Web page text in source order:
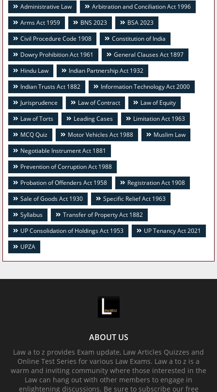
Administrative Law
Arbitration and Conciliation Act 1996
Arms Act 1959
BNS 2023
BSA 2023
Civil Procedure Code 1908
Constitution of India
Dowry Prohibition Act 1961
General Clauses Act 1897
Hindu Law
Indian Partnership Act 1932
Indian Trusts Act 1882
Information Technology Act 2000
Jurisprudence
Law of Contract
Law of Equity
Law of Torts
Leading Cases
Limitation Act 1963
MCQ Quiz
Motor Vehicles Act 1988
Muslim Law
Negotiable Instrument Act 1881
Prevention of Corruption Act 1988
Probation of Offenders Act 1958
Registration Act 1908
Sale of Goods Act 1930
Specific Relief Act 1963
Syllabus
Transfer of Property Act 1882
UP Consolidation of Holdings Act 1953
UP Tenancy Act 2021
UPZA
ABOUT US
Law a to z provides Exam update, Law Articles Quizzes and
Online Test Series for various Law Exams. Law a to z is a
warm and inviting community where those interested in the
Law can hang out with other members to engage in
enlightening discussions. Be sure to subscribe our free